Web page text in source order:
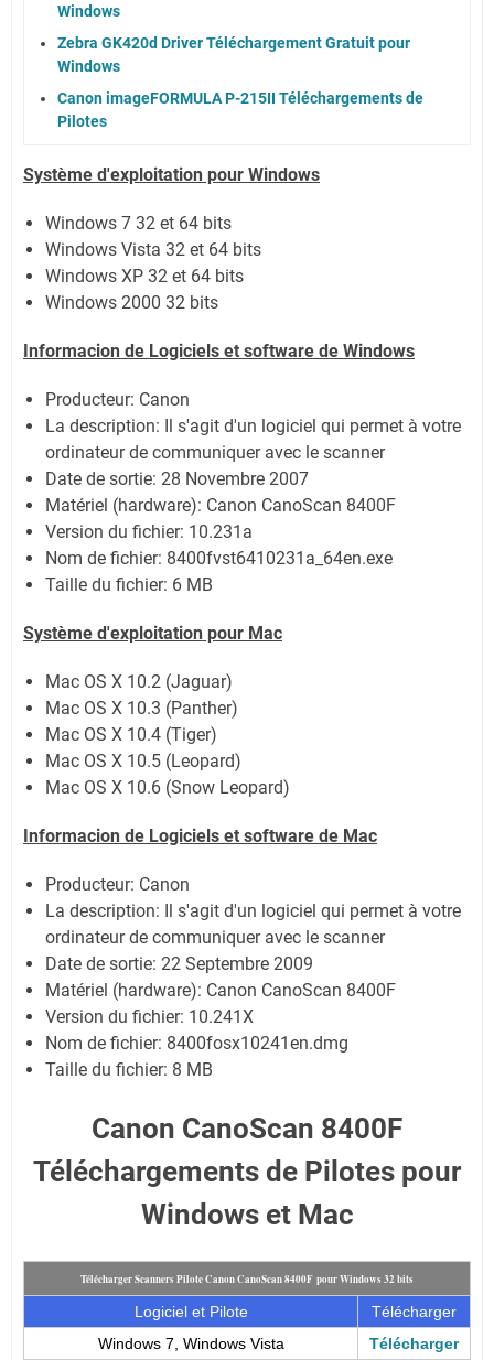
Windows
Zebra GK420d Driver Téléchargement Gratuit pour
Windows
Canon imageFORMULA P-215II Téléchargements de
Pilotes
Système d'exploitation pour Windows
Windows 7 32 et 64 bits
Windows Vista 32 et 64 bits
Windows XP 32 et 64 bits
Windows 2000 32 bits
Informacion de Logiciels et software de Windows
Producteur: Canon
La description: Il s'agit d'un logiciel qui permet à votre
ordinateur de communiquer avec le scanner
Date de sortie: 28 Novembre 2007
Matériel (hardware): Canon CanoScan 8400F
Version du fichier: 10.231a
Nom de fichier: 8400fvst6410231a_64en.exe
Taille du fichier: 6 MB
Système d'exploitation pour Mac
Mac OS X 10.2 (Jaguar)
Mac OS X 10.3 (Panther)
Mac OS X 10.4 (Tiger)
Mac OS X 10.5 (Leopard)
Mac OS X 10.6 (Snow Leopard)
Informacion de Logiciels et software de Mac
Producteur: Canon
La description: Il s'agit d'un logiciel qui permet à votre
ordinateur de communiquer avec le scanner
Date de sortie: 22 Septembre 2009
Matériel (hardware): Canon CanoScan 8400F
Version du fichier: 10.241X
Nom de fichier: 8400fosx10241en.dmg
Taille du fichier: 8 MB
Canon CanoScan 8400F
Téléchargements de Pilotes pour
Windows et Mac
Télécharger Scanners Pilote Canon CanoScan 8400F pour Windows 32 bits
Logiciel et Pilote
Télécharger
Windows 7, Windows Vista Télécharger